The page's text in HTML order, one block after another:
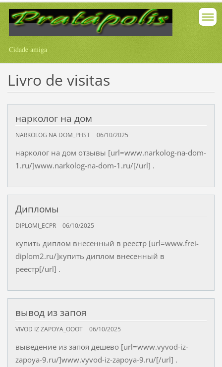
Cidade amiga
Livro de visitas
нарколог на дом
NARKOLOG NA DOM_PHST 06/10/2025
нарколог на дом отзывы [url=www.narkolog-na-dom-
1.ru/]www.narkolog-na-dom-1.ru/[/url] .
Дипломы
DIPLOMI_ECPR 06/10/2025
купить диплом внесенный в реестр [url=www.frei-
diplom2.ru/]купить диплом внесенный в
реестр[/url] .
вывод из запоя
VIVOD IZ ZAPOYA_OOOT 06/10/2025
выведение из запоя дешево [url=www.vyvod-iz-
zapoya-9.ru/]www.vyvod-iz-zapoya-9.ru/[/url] .